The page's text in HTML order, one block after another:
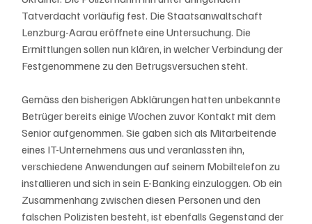
Tatverdacht vorläufig fest. Die Staatsanwaltschaft
Lenzburg-Aarau eröffnete eine Untersuchung. Die
Ermittlungen sollen nun klären, in welcher Verbindung der
Festgenommene zu den Betrugsversuchen steht.
Gemäss den bisherigen Abklärungen hatten unbekannte
Betrüger bereits einige Wochen zuvor Kontakt mit dem
Senior aufgenommen. Sie gaben sich als Mitarbeitende
eines IT-Unternehmens aus und veranlassten ihn,
verschiedene Anwendungen auf seinem Mobiltelefon zu
installieren und sich in sein E-Banking einzuloggen. Ob ein
Zusammenhang zwischen diesen Personen und den
falschen Polizisten besteht, ist ebenfalls Gegenstand der